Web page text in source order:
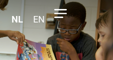
NL EN